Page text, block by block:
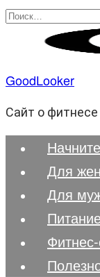
Перейти
содержанию
Search
GoodLooker
Сайт о
Для
Для